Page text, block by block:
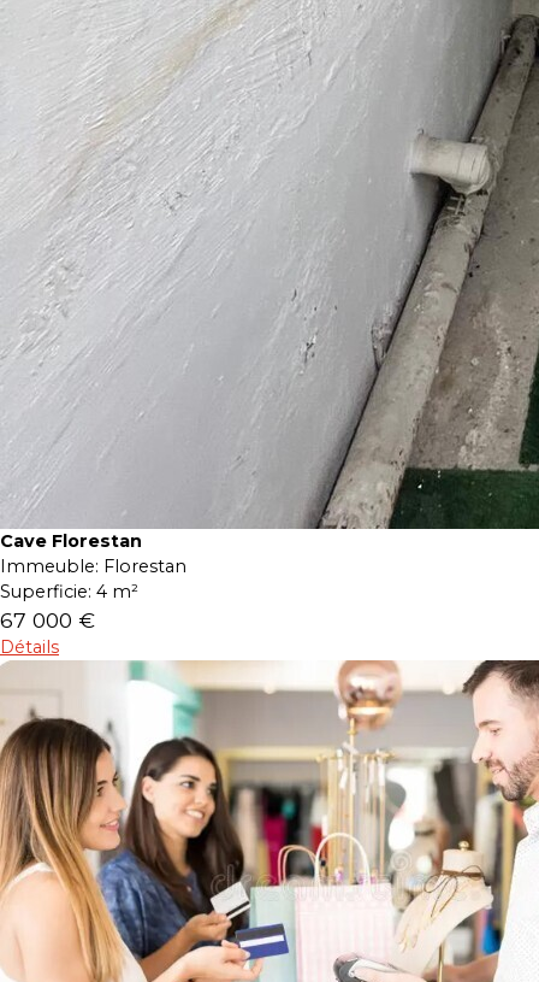
Cave Florestan
Immeuble: Florestan
Superficie: 4 m²
67 000 €
Détails